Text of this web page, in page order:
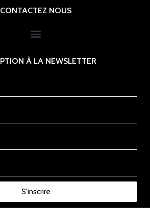
CONTACTEZ NOUS
À LA NEWSLETTER
S'inscrire